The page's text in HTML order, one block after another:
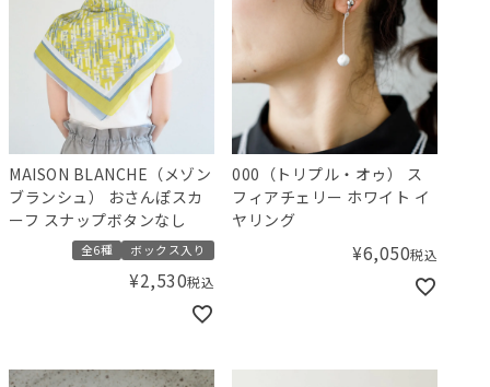
MAISON BLANCHE（メゾン
ブランシュ） おさんぽスカ
ーフ スナップボタンなし
全6種 ボックス入り
¥2,530税込
000（トリプル・オゥ） ス
フィアチェリー ホワイト イ
ヤリング
¥6,050税込